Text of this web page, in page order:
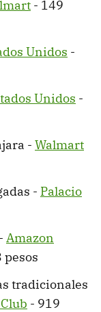
- 149
Unidos -
Unidos -
- Walmart
- Palacio
Amazon
pesos
tradicionales
Club - 919